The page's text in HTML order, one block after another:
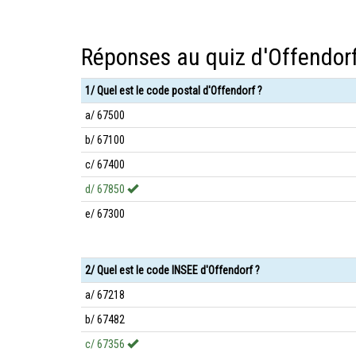
Réponses au quiz
1/ Quel est le code postal d'Offendorf ?
a/ 67500
b/ 67100
c/ 67400
d/ 67850
e/ 67300
2/ Quel est le code INSEE d'Offendorf ?
a/ 67218
b/ 67482
c/ 67356